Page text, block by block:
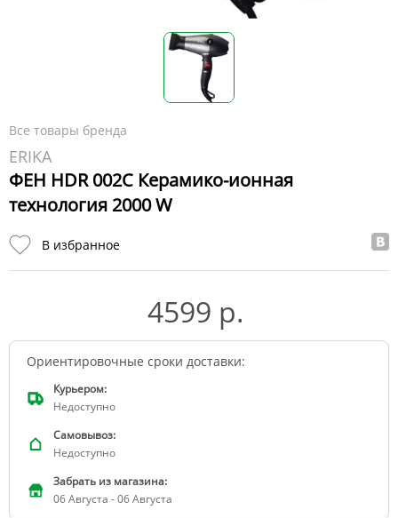
Все товары бренда
ERIKA
ФЕН HDR 002C Керамико-ионная
технология 2000 W
В избранное
4599 р.
Ориентировочные сроки доставки:
Курьером:
Недоступно
Самовывоз:
Недоступно
Забрать из магазина:
06 Августа - 06 Августа